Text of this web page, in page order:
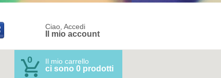
Ciao, Accedi
Il mio account
0 Il mio carrello
ci sono 0 prodotti